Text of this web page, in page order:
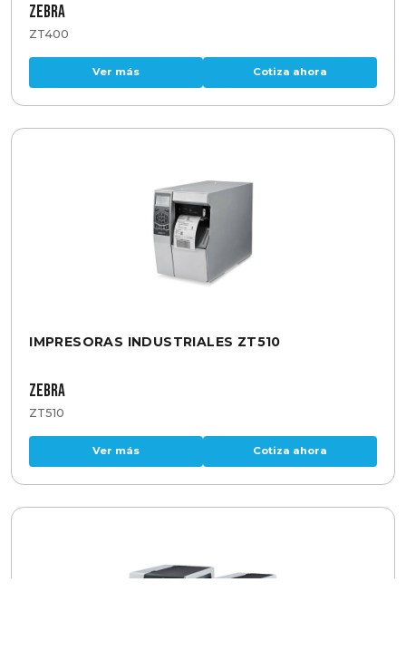
Zebra
ZT400
Ver más Cotiza ahora
IMPRESORAS INDUSTRIALES ZT510
Zebra
ZT510
Ver más Cotiza ahora